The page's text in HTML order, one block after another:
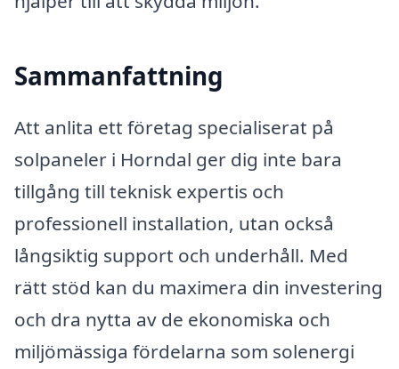
Sammanfattning
Att anlita ett företag specialiserat på
solpaneler i Horndal ger dig inte bara
tillgång till teknisk expertis och
professionell installation, utan också
långsiktig support och underhåll. Med
rätt stöd kan du maximera din investering
och dra nytta av de ekonomiska och
miljömässiga fördelarna som solenergi